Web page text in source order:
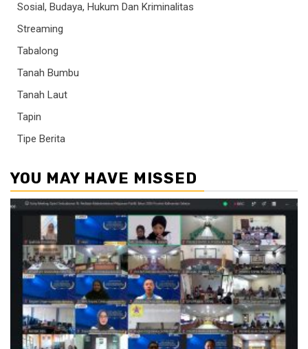
Sosial, Budaya, Hukum Dan Kriminalitas
Streaming
Tabalong
Tanah Bumbu
Tanah Laut
Tapin
Tipe Berita
YOU MAY HAVE MISSED